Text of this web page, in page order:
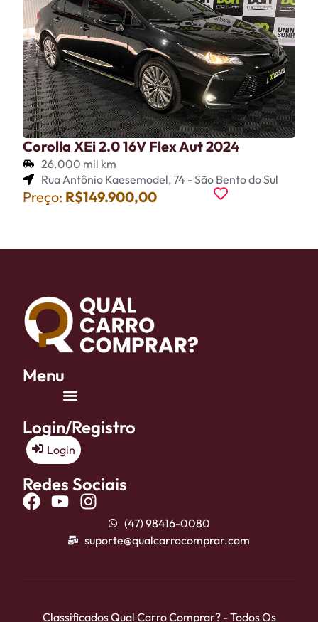
Corolla XEi 2.0 16V Flex Aut 2024
26.000 mil km
Rua Antônio Kaesemodel, 74 - São Bento do Sul
Preço: R$149.900,00
Menu
Login/Registro
Login
Redes Sociais
(47) 98416-0080
suporte@qualcarrocomprar.com
Classificados Qual Carro Comprar? - Todos Os